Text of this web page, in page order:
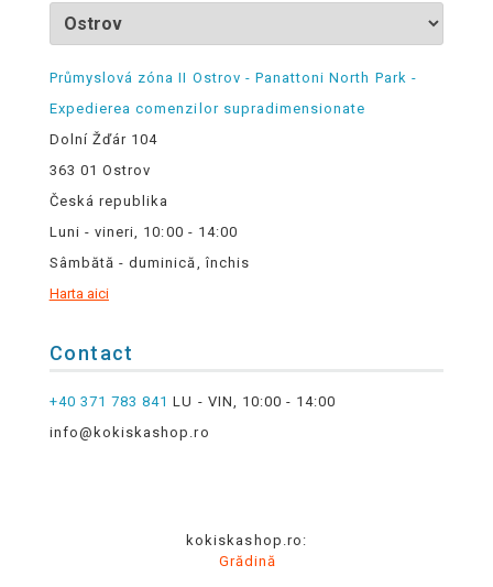
Průmyslová zóna II Ostrov - Panattoni North Park -
Expedierea comenzilor supradimensionate
Dolní Žďár 104
363 01 Ostrov
Česká republika
Luni - vineri, 10:00 - 14:00
Sâmbătă - duminică, închis
Harta aici
Contact
+40 371 783 841 LU - VIN, 10:00 - 14:00
info@kokiskashop.ro
kokiskashop.ro:
Grădină